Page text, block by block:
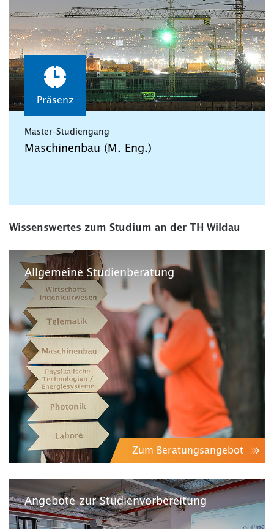
Präsenz
Master-Studiengang
Maschinenbau (M. Eng.)
Wissenswertes zum Studium an der TH Wildau
Allgemeine Studienberatung
Zum Beratungsangebot
Angebote zur Studienvorbereitung